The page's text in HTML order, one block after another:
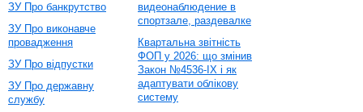
ЗУ Про банкрутство
ЗУ Про виконавче
провадження
ЗУ Про відпустки
ЗУ Про державну
службу
видеонаблюдение в
спортзале, раздевалке
Квартальна звітність
ФОП у 2026: що змінив
Закон №4536-IX і як
адаптувати облікову
систему